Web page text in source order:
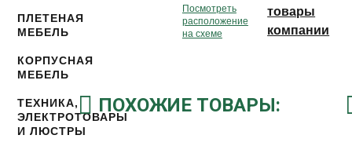
ПЛЕТЕНАЯ
МЕБЕЛЬ
КОРПУСНАЯ
МЕБЕЛЬ
ТЕХНИКА,
ЭЛЕКТРОТОВАРЫ
И ЛЮСТРЫ
Посмотреть
расположение
на схеме
товары
компании
ПОХОЖИЕ ТОВАРЫ: